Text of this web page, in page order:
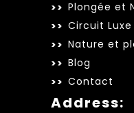
Plongée et
Circuit
Nature et
Blog
Contact
Address: